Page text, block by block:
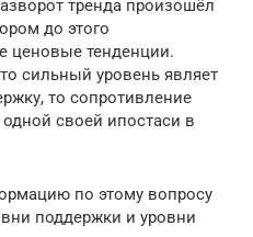
тренда произошёл
до этого
ценовые тенденции.
сильный уровень являет
то сопротивление
своей ипостаси в
по этому вопросу
поддержки и уровни